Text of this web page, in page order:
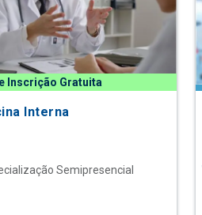
Inscrição Gratuita
Interna
Semipresencial